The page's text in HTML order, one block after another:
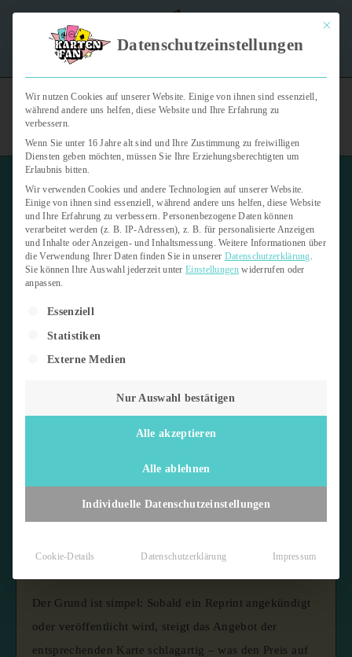
"Kartenfan – Der Podcast" | Das Hobby auf die Ohren |
Reprint
Letzte Aktualisierung:
bereits erschienenen Sammelkarte oder eines Sets
Sammler und Investoren oft eine schlechte Nachricht.
Der Grund ist simpel: Sobald ein Reprint angekündigt
oder veröffentlicht wird, steigt das Angebot der
entsprechenden Karte schlagartig – was den Preis auf
Mit
Datenschutzeinstellungen
Wir nutzen Cookies auf unserer Website. Einige von ihnen sind essenziell,
während andere uns helfen, diese Website und Ihre Erfahrung zu
verbessern.
Wenn Sie unter 16 Jahre alt sind und Ihre Zustimmung zu freiwilligen
Diensten geben möchten, müssen Sie Ihre Erziehungsberechtigten um
Erlaubnis bitten.
Wir verwenden Cookies und andere Technologien auf unserer Website.
Einige von ihnen sind essenziell, während andere uns helfen, diese Website
und Ihre Erfahrung zu verbessern. Personenbezogene Daten können
verarbeitet werden (z. B. IP-Adressen), z. B. für personalisierte Anzeigen
und Inhalte oder Anzeigen- und Inhaltsmessung. Weitere Informationen über
die Verwendung Ihrer Daten finden Sie in unserer Datenschutzerklärung.
Sie können Ihre Auswahl jederzeit unterEinstellungenwiderrufen oder
anpassen.
Es folgt eine Liste der Service-Gruppen, für die eine Einwilligung
Essenziell
Statistiken
Externe Medien
Nur Auswahl bestätigen
Alle akzeptieren
Alle ablehnen
Individuelle Datenschutzeinstellungen
Cookie-Details Datenschutzerklärung Impressum